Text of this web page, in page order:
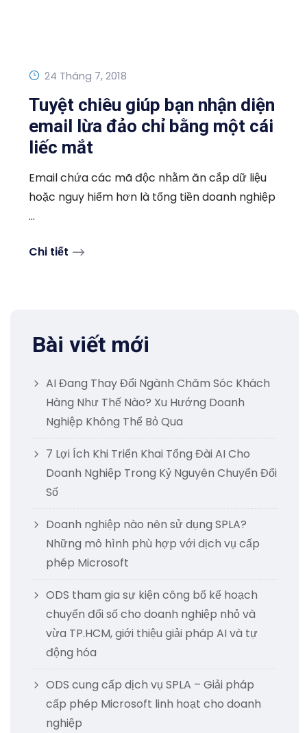
24 Tháng 7, 2018
Tuyệt chiêu giúp bạn nhận diện
email lừa đảo chỉ bằng một cái
liếc mắt
Email chứa các mã độc nhằm ăn cắp dữ liệu
hoặc nguy hiểm hơn là tống tiền doanh nghiệp
...
Chi tiết
Bài viết mới
AI Đang Thay Đổi Ngành Chăm Sóc Khách
Hàng Như Thế Nào? Xu Hướng Doanh
Nghiệp Không Thể Bỏ Qua
7 Lợi Ích Khi Triển Khai Tổng Đài AI Cho
Doanh Nghiệp Trong Kỷ Nguyên Chuyển Đổi
Số
Doanh nghiệp nào nên sử dụng SPLA?
Những mô hình phù hợp với dịch vụ cấp
phép Microsoft
ODS tham gia sự kiện công bố kế hoạch
chuyển đổi số cho doanh nghiệp nhỏ và
vừa TP.HCM, giới thiệu giải pháp AI và tự
động hóa
ODS cung cấp dịch vụ SPLA – Giải pháp
cấp phép Microsoft linh hoạt cho doanh
nghiệp